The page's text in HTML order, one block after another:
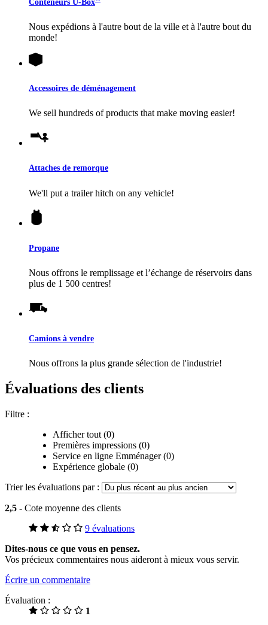
Conteneurs U-Box
Nous expédions à l'autre bout de la ville et à l'autre bout du
monde!
Accessoires de déménagement
We sell hundreds of products that make moving easier!
Attaches de remorque
We'll put a trailer hitch on any vehicle!
Propane
Nous offrons le remplissage et l’échange de réservoirs dans
plus de 1 500 centres!
Camions à vendre
Nous offrons la plus grande sélection de l'industrie!
Évaluations des clients
Filtre :
Afficher tout (0)
Premières impressions (0)
Service en ligne Emménager (0)
Expérience globale (0)
Trier les évaluations par :
2,5 - Cote moyenne des clients
9 évaluations
Dites-nous ce que vous en pensez.
Vos précieux commentaires nous aideront à mieux vous servir.
Écrire un commentaire
Évaluation :
1